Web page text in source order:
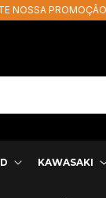
ATÉ 12X SEM JUROS
KAWASAKI